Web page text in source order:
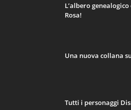
L’albero
Rosa!
Una nuova collana
Tutti i personaggi